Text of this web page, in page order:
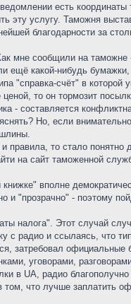
есть
эту услугу. Таможня
благодарности за
мне сообщили на
ещё какой-нибудь
"справка-счёт" в
ценой, то он тормозит
- составляется
Но, если
правила, то стало
на сайт таможенной
вполне
"прозрачно" - поэтому
налога". Этот случай
радио и ссылаясь, что
затребовал
уговорами,
в UA, радио
что лучше заплатить